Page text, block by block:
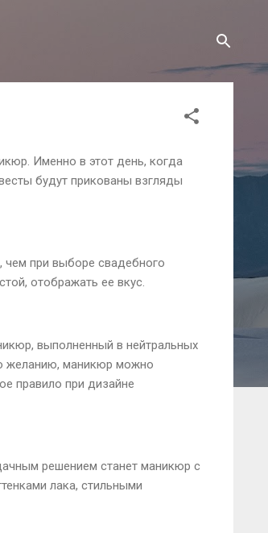
Именно в этот день, когда
будут прикованы взгляды
чем при выборе свадебного
отображать ее вкус.
выполненный в нейтральных
желанию, маникюр можно
правило при дизайне
решением станет маникюр с
лака, стильными